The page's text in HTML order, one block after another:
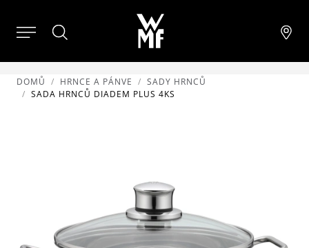
DOMŮ HRNCE A PÁNVE
SADY HRNCŮ
SADA HRNCŮ DIADEM PLUS 4KS